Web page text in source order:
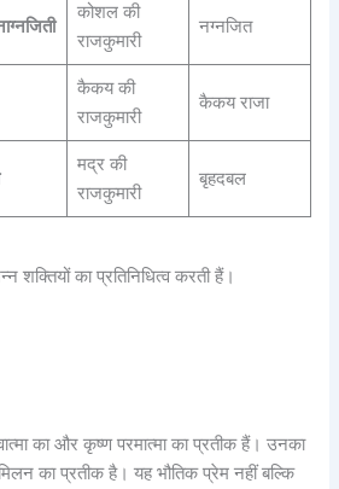
कोशल की
राजकुमारी
नग्नजित
कैकय की
राजकुमारी
कैकय राजा
मद्र की
राजकुमारी
बृहदबल
शक्तियों का प्रतिनिधित्व करती हैं।
का और कृष्ण परमात्मा का प्रतीक हैं। उनका
का प्रतीक है। यह भौतिक प्रेम नहीं बल्कि